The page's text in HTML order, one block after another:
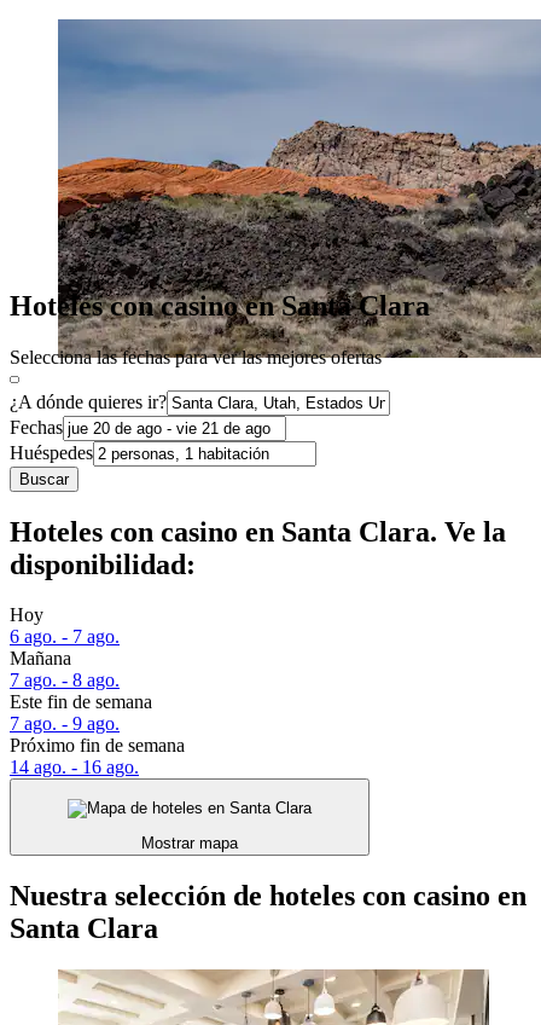
Hoteles con casino en Santa Clara
Selecciona las fechas para ver las mejores ofertas
¿A dónde quieres ir?
Fechas
Huéspedes
Buscar
Hoteles con casino en Santa Clara. Ve la
disponibilidad:
Hoy
6 ago. - 7 ago.
Mañana
7 ago. - 8 ago.
Este fin de semana
7 ago. - 9 ago.
Próximo fin de semana
14 ago. - 16 ago.
Mostrar mapa
Nuestra selección de hoteles con casino en
Santa Clara